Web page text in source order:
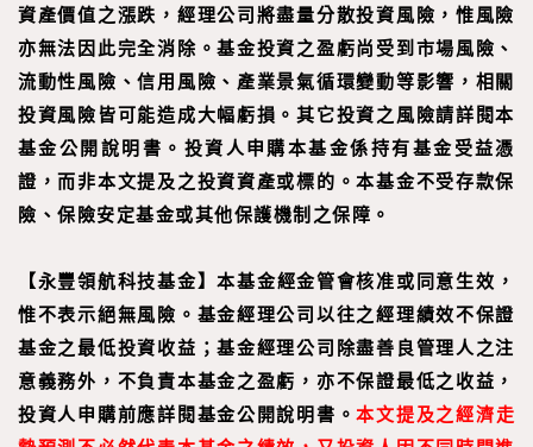
資產價值之漲跌，經理公司將盡量分散投資風險，惟風險
亦無法因此完全消除。基金投資之盈虧尚受到市場風險、
流動性風險、信用風險、產業景氣循環變動等影響，相關
投資風險皆可能造成大幅虧損。其它投資之風險請詳閱本
基金公開說明書。投資人申購本基金係持有基金受益憑
證，而非本文提及之投資資產或標的。本基金不受存款保
險、保險安定基金或其他保護機制之保障。
【永豐領航科技基金】本基金經金管會核准或同意生效，
惟不表示絕無風險。基金經理公司以往之經理績效不保證
基金之最低投資收益；基金經理公司除盡善良管理人之注
意義務外，不負責本基金之盈虧，亦不保證最低之收益，
投資人申購前應詳閱基金公開說明書。本文提及之經濟走